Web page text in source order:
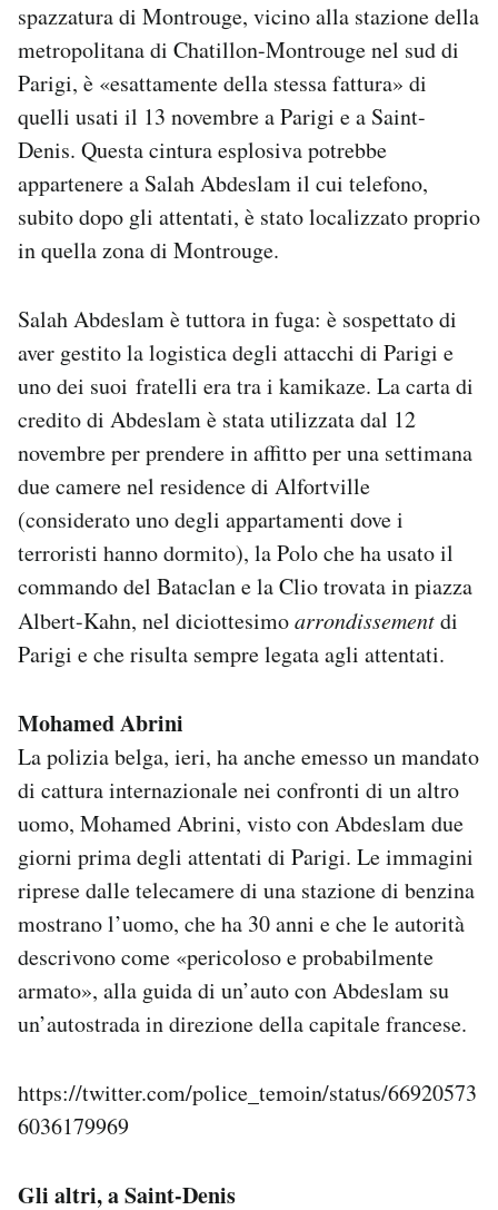
spazzatura di Montrouge, vicino alla stazione della
metropolitana di Chatillon-Montrouge nel sud di
Parigi, è «esattamente della stessa fattura» di
quelli usati il 13 novembre a Parigi e a Saint-
Denis. Questa cintura esplosiva potrebbe
appartenere a Salah Abdeslam il cui telefono,
subito dopo gli attentati, è stato localizzato proprio
in quella zona di Montrouge.
Salah Abdeslam è tuttora in fuga: è sospettato di
aver gestito la logistica degli attacchi di Parigi e
uno dei suoi fratelli era tra i kamikaze. La carta di
credito di Abdeslam è stata utilizzata dal 12
novembre per prendere in affitto per una settimana
due camere nel residence di Alfortville
(considerato uno degli appartamenti dove i
terroristi hanno dormito), la Polo che ha usato il
commando del Bataclan e la Clio trovata in piazza
Albert-Kahn, nel diciottesimoarrondissementdi
Parigi e che risulta sempre legata agli attentati.
Mohamed Abrini
La polizia belga, ieri, ha anche emesso un mandato
di cattura internazionale nei confronti di un altro
uomo, Mohamed Abrini, visto con Abdeslam due
giorni prima degli attentati di Parigi. Le immagini
riprese dalle telecamere di una stazione di benzina
mostrano l’uomo, che ha 30 anni e che le autorità
descrivono come «pericoloso e probabilmente
armato», alla guida di un’auto con Abdeslam su
un’autostrada in direzione della capitale francese.
https://twitter.com/police_temoin/status/66920573
6036179969
Gli altri, a Saint-Denis